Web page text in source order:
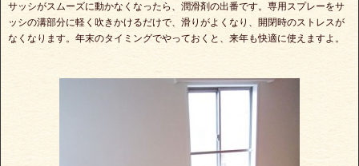
サッシがスムーズに動かなくなったら、潤滑剤の出番です。専用スプレーをサ
ッシの溝部分に軽く吹きかけるだけで、滑りがよくなり、開閉時のストレスが
なくなります。年末のタイミングでやっておくと、来年も快適に使えますよ。